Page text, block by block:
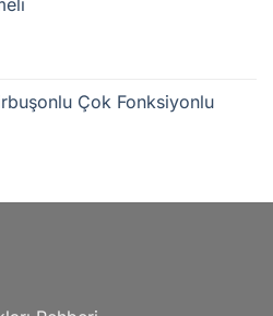
Çok Fonksiyonlu